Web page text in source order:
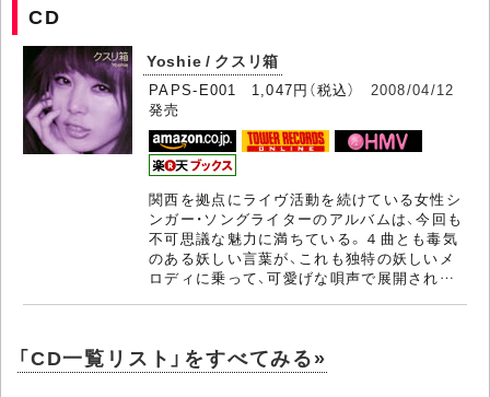
CD
Yoshie / クスリ箱
PAPS-E001 1,047円（税込） 2008/04/12
発売
関西を拠点にライヴ活動を続けている女性シ
ンガー・ソングライターのアルバムは、今回も
不可思議な魅力に満ちている。４曲とも毒気
のある妖しい言葉が、これも独特の妖しいメ
ロディに乗って、可愛げな唄声で展開され…
「CD一覧リスト」をすべてみる»